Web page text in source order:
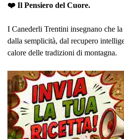
❤️ Il Pensiero del Cuore.
I Canederli Trentini insegnano che
dalla semplicità, dal recupero
calore delle tradizioni di montagna.